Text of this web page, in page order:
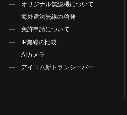
オリジナル無線機について
海外違法無線の啓発
免許申請について
IP無線の比較
AIカメラ
アイコム新トランシーバー